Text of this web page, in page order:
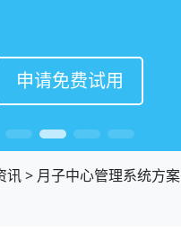
申请免费试用
申请免费试用
申请免费试用
申请免费试用
讯> 月子中心管理系统方案